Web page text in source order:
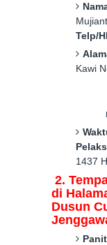
Telp/
Kawi
1437
2.
di
Dusun